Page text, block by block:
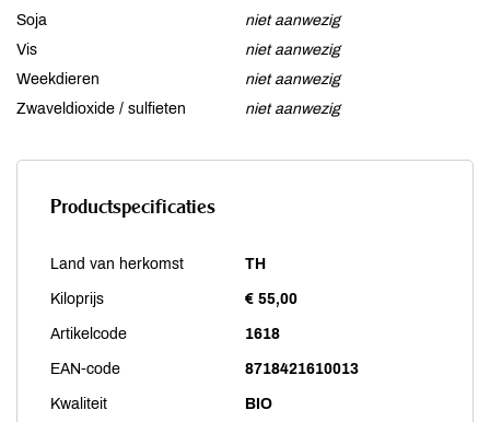
Soja
niet aanwezig
Vis
niet aanwezig
Weekdieren
niet aanwezig
Zwaveldioxide / sulfieten
niet aanwezig
Productspecificaties
Land van herkomst TH
Kiloprijs € 55,00
Artikelcode 1618
EAN-code 8718421610013
Kwaliteit BIO